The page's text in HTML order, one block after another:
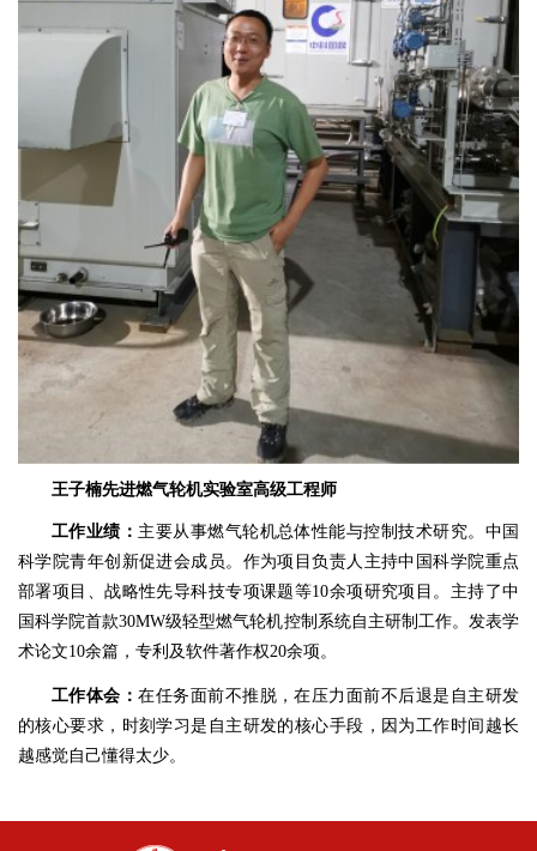
王子楠先进燃气轮机实验室高级工程师
工作业绩： 主要从事燃气轮机总体性能与控制技术研究。中国
科学院青年创新促进会成员。作为项目负责人主持中国科学院重点
部署项目、战略性先导科技专项课题等10余项研究项目。主持了中
国科学院首款30MW级轻型燃气轮机控制系统自主研制工作。发表学
术论文10余篇，专利及软件著作权20余项。
工作体会 ：在任务面前不推脱，在压力面前不后退是自主研发
的核心要求，时刻学习是自主研发的核心手段，因为工作时间越长
越感觉自己懂得太少。